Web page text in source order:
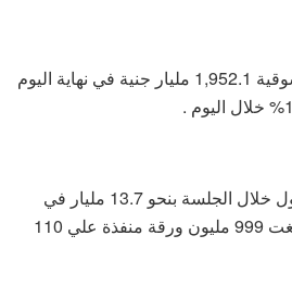
وقد بلغ اجمالي القيمة السوقية 1,952.1 مليار جنية في نهاية اليوم
كما بلغ اجمالي قيمة التداول خلال الجلسة بنحو 13.7 مليار في
حين بلغت كمية التداول بلغت 999 مليون ورقة منفذة علي 110